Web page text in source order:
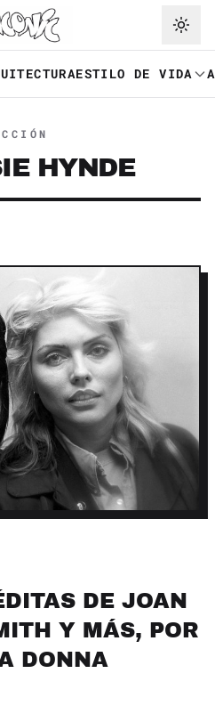
ESTILO DE VIDA
HYNDE
DE JOAN
Y MÁS, POR
DONNA